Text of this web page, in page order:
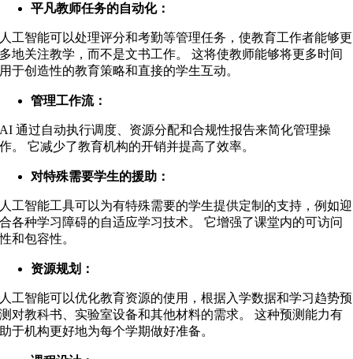
平凡教师任务的自动化：
人工智能可以处理评分和考勤等管理任务，使教育工作者能够更
多地关注教学，而不是文书工作。 这将使教师能够将更多时间
用于创造性的教育策略和直接的学生互动。
管理工作流：
AI 通过自动执行调度、资源分配和合规性报告来简化管理操
作。 它减少了教育机构的开销并提高了效率。
对特殊需要学生的援助：
人工智能工具可以为有特殊需要的学生提供定制的支持，例如迎
合各种学习障碍的自适应学习技术。 它增强了课堂内的可访问
性和包容性。
资源规划：
人工智能可以优化教育资源的使用，根据入学数据和学习趋势预
测对教科书、实验室设备和其他材料的需求。 这种预测能力有
助于机构更好地为每个学期做好准备。